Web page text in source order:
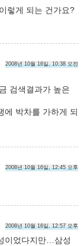
렇게 되는 건가요?
2008년 10월 16일, 10:38 오전
검색결과가 높은
에 박차를 가하게 되
2008년 10월 16일, 12:45 오후
2008년 10월 16일, 12:57 오후
이었다지만…삼성